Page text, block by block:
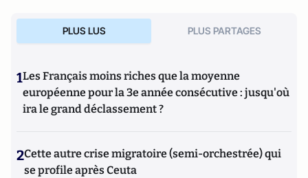
PLUS LUS PLUS PARTAGES
1Les Français moins riches que la moyenne
européenne pour la 3e année consécutive : jusqu'où
ira le grand déclassement ?
2Cette autre crise migratoire (semi-orchestrée) qui
se profile après Ceuta